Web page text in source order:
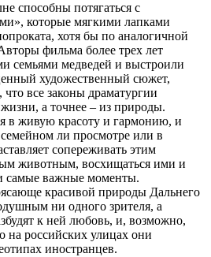
способны потягаться с
которые мягкими лапками
хотя бы по аналогичной
фильма более трех лет
семьями медведей и выстроили
художественный сюжет,
все законы драматургии
а точнее – из природы.
в живую красоту и гармонию, и
ли просмотре или в
сопереживать этим
животным, восхищаться ими и
самые важные моменты.
красивой природы Дальнего
ни одного зрителя, а
к ней любовь, и, возможно,
на российских улицах они
иностранцев.